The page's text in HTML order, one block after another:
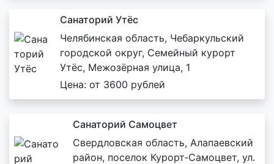
Санаторий Утёс
Челябинская область, Чебаркульский
городской округ, Семейный курорт
Утёс, Межозёрная улица, 1
Цена: от 3600 рублей
Санаторий Самоцвет
Свердловская область, Алапаевский
район, поселок Курорт‑Самоцвет, ул.